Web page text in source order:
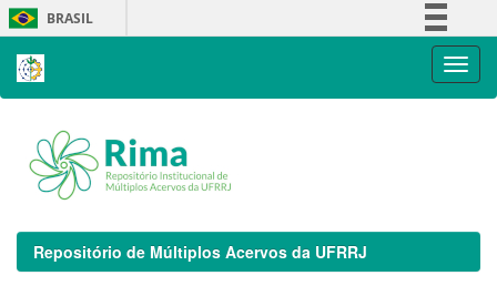
Skip
navigation
BRASIL
Repositório de Múltiplos Acervos da UFRRJ